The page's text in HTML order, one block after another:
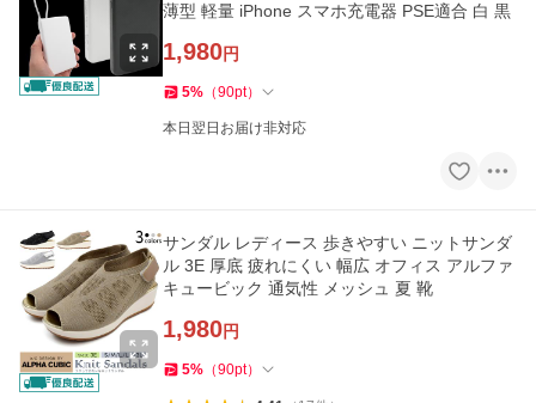
薄型 軽量 iPhone スマホ充電器 PSE適合 白 黒
1,980円
5% （90pt）
本日翌日お届け非対応
サンダル レディース 歩きやすい ニットサンダ
ル 3E 厚底 疲れにくい 幅広 オフィス アルファ
キュービック 通気性 メッシュ 夏 靴
1,980円
5% （90pt）